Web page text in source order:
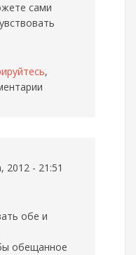
сами
,
2012 - 21:51
обе и
обещанное